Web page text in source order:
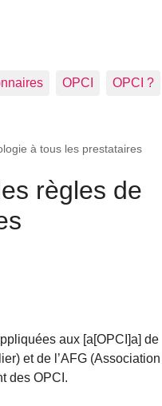
OPCI OPCI ?
à tous les prestataires
règles de
aux [a[OPCI]a] de
et de l’AFG (Association
des OPCI.